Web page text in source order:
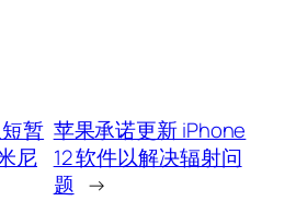
暂
尼
苹果承诺更新 iPhone
12 软件以解决辐射问
题 →